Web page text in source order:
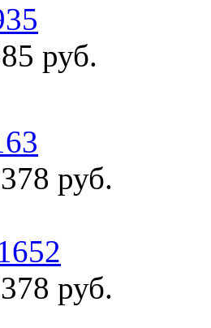
руб.
руб.
руб.